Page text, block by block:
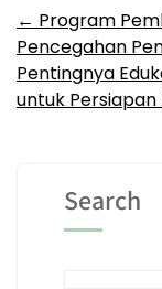
Post
← Program
Pencegahan
Pentingnya
untuk
Search